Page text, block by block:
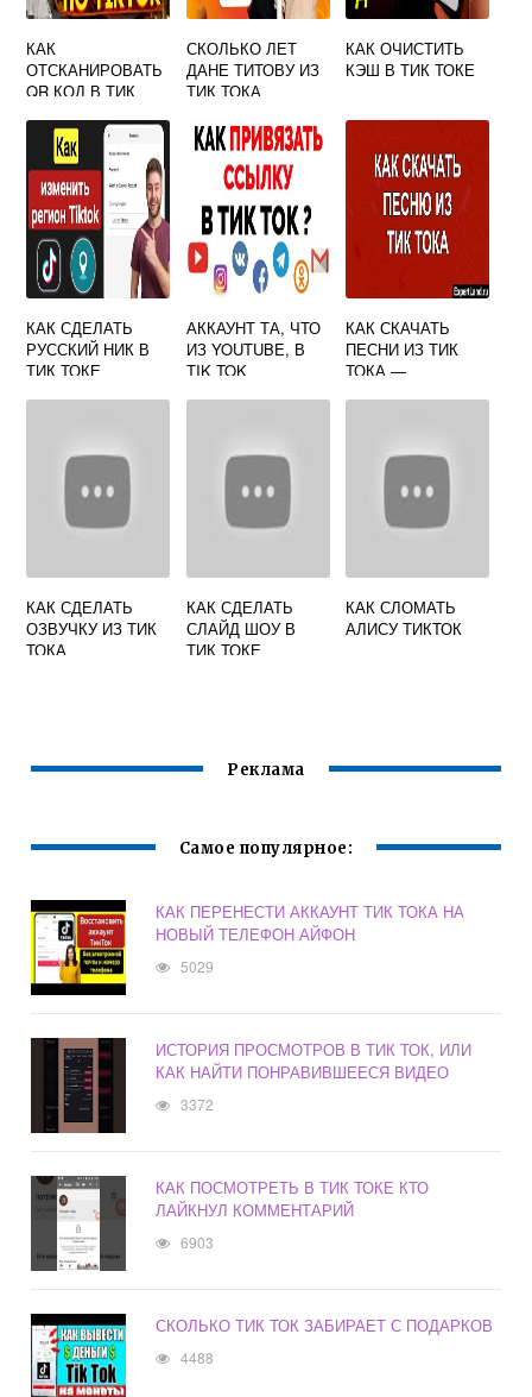
КАК
ОТСКАНИРОВАТЬ
QR КОД В ТИК
СКОЛЬКО ЛЕТ
ДАНЕ ТИТОВУ ИЗ
ТИК ТОКА
КАК ОЧИСТИТЬ
КЭШ В ТИК ТОКЕ
КАК СДЕЛАТЬ
РУССКИЙ НИК В
ТИК ТОКЕ
АККАУНТ ТА, ЧТО
ИЗ YOUTUBE, В
TIK TOK
КАК СКАЧАТЬ
ПЕСНИ ИЗ ТИК
ТОКА —
КАК СДЕЛАТЬ
ОЗВУЧКУ ИЗ ТИК
ТОКА
КАК СДЕЛАТЬ
СЛАЙД ШОУ В
ТИК ТОКЕ
КАК СЛОМАТЬ
АЛИСУ ТИКТОК
Реклама
Самое популярное:
КАК ПЕРЕНЕСТИ АККАУНТ ТИК ТОКА НА
НОВЫЙ ТЕЛЕФОН АЙФОН
5029
ИСТОРИЯ ПРОСМОТРОВ В ТИК ТОК, ИЛИ
КАК НАЙТИ ПОНРАВИВШЕЕСЯ ВИДЕО
3372
КАК ПОСМОТРЕТЬ В ТИК ТОКЕ КТО
ЛАЙКНУЛ КОММЕНТАРИЙ
6903
СКОЛЬКО ТИК ТОК ЗАБИРАЕТ С ПОДАРКОВ
4488